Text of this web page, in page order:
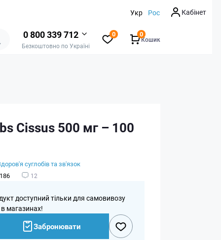
Укр Рос Кабінет
0 800 339 712
Безкоштовно по Україні
0
Кошик
0
Cissus 500 мг – 100
суглобів та зв'язок
12
доступний тільки для самовивозу
в магазинах!
Забронювати